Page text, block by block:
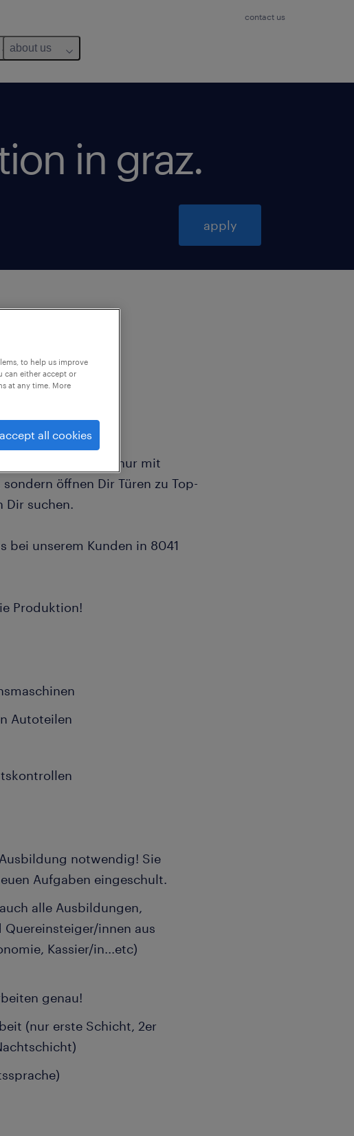
contact us
about us
in graz.
apply
wir Dich nicht nur mit
öffnen Dir Türen zu Top-
Dir suchen.
bei unserem Kunden in 8041
Produktion!
Autoteilen
notwendig! Sie
Aufgaben eingeschult.
alle Ausbildungen,
innen aus
Kassier/in...etc)
genau!
(nur erste Schicht, 2er
to help us improve
can either accept or
at any time. More
accept all cookies